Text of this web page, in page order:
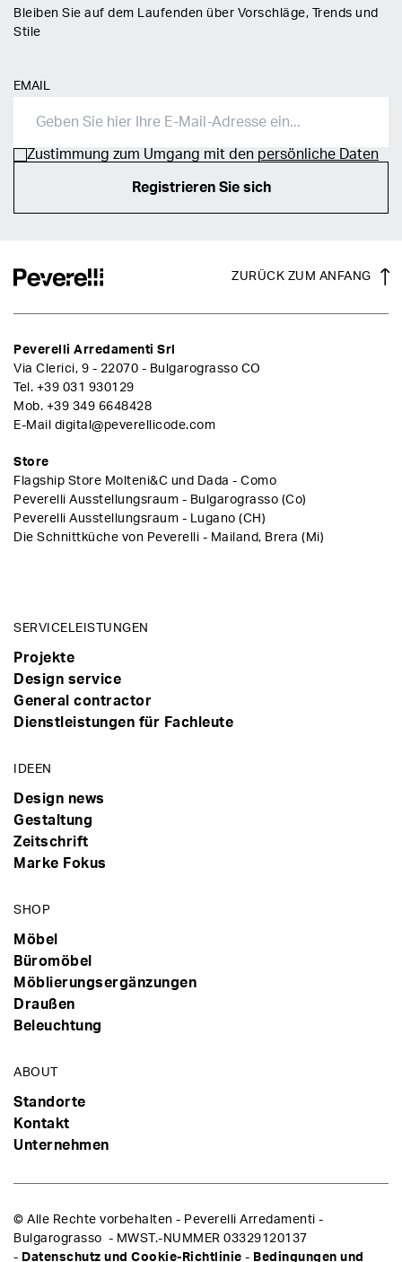
Bleiben Sie auf dem Laufenden über Vorschläge, Trends und
Stile
EMAIL
Zustimmung zum Umgang mit den persönliche Daten
Registrieren Sie sich
ZURÜCK ZUM ANFANG
Peverelli Arredamenti Srl
Via Clerici, 9 - 22070 - Bulgarograsso CO
Tel. +39 031 930129
Mob. +39 349 6648428
E-Mail digital@peverellicode.com
Store
Flagship Store Molteni&C und Dada - Como
Peverelli Ausstellungsraum - Bulgarograsso (Co)
Peverelli Ausstellungsraum - Lugano (CH)
Die Schnittküche von Peverelli - Mailand, Brera (Mi)
SERVICELEISTUNGEN
Projekte
Design service
General contractor
Dienstleistungen für Fachleute
IDEEN
Design news
Gestaltung
Zeitschrift
Marke Fokus
SHOP
Möbel
Büromöbel
Möblierungsergänzungen
Draußen
Beleuchtung
ABOUT
Standorte
Kontakt
Unternehmen
© Alle Rechte vorbehalten - Peverelli Arredamenti -
Bulgarograsso - MWST.-NUMMER 03329120137
- Datenschutz und Cookie-Richtlinie - Bedingungen und